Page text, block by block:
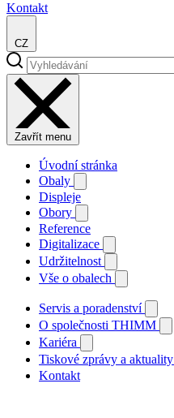
Kontakt
CZ
Zavřít menu
Úvodní stránka
Obaly
Displeje
Obory
Reference
Digitalizace
Udržitelnost
Vše o obalech
Servis a poradenství
O společnosti THIMM
Kariéra
Tiskové zprávy a aktuality
Kontakt